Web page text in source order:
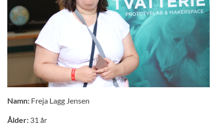
Namn: Freja Lagg Jensen
Ålder: 31 år